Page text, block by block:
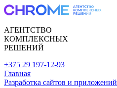
АГЕНТСТВО
КОМПЛЕКСНЫХ
РЕШЕНИЙ
+375 29 197-12-93
Главная
Разработка сайтов и приложений